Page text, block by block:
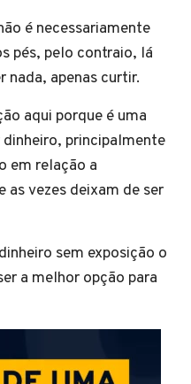
é necessariamente
pés, pelo contraio, lá
nada, apenas curtir.
aqui porque é uma
principalmente
em relação a
as vezes deixam de ser
sem exposição o
a melhor opção para